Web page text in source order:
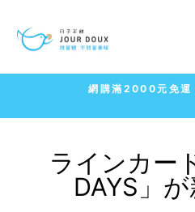
ス
ド
シ
ョ
ラインカー
DAYS」が